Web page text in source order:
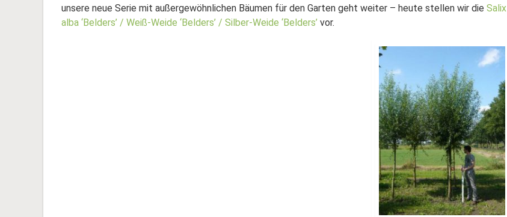
unsere neue Serie mit außergewöhnlichen Bäumen für den Garten geht weiter – heute stellen wir die Salix
alba ‘Belders’ / Weiß-Weide ‘Belders’ / Silber-Weide ‘Belders’ vor.